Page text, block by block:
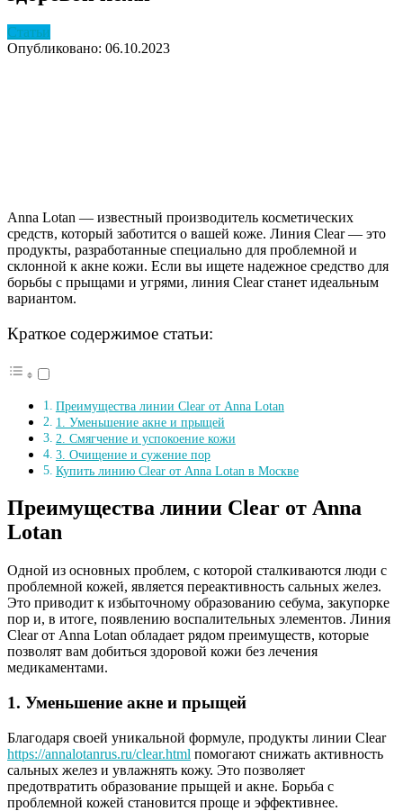
Статьи
Опубликовано: 06.10.2023
Anna Lotan — известный производитель косметических
средств, который заботится о вашей коже. Линия Clear — это
продукты, разработанные специально для проблемной и
склонной к акне кожи. Если вы ищете надежное средство для
борьбы с прыщами и угрями, линия Clear станет идеальным
вариантом.
Краткое содержимое статьи:
Преимущества линии Clear от Anna Lotan
1. Уменьшение акне и прыщей
2. Смягчение и успокоение кожи
3. Очищение и сужение пор
Купить линию Clear от Anna Lotan в Москве
Преимущества линии Clear от Anna
Lotan
Одной из основных проблем, с которой сталкиваются люди с
проблемной кожей, является переактивность сальных желез.
Это приводит к избыточному образованию себума, закупорке
пор и, в итоге, появлению воспалительных элементов. Линия
Clear от Anna Lotan обладает рядом преимуществ, которые
позволят вам добиться здоровой кожи без лечения
медикаментами.
1. Уменьшение акне и прыщей
Благодаря своей уникальной формуле, продукты линии Clear
https://annalotanrus.ru/clear.html помогают снижать активность
сальных желез и увлажнять кожу. Это позволяет
предотвратить образование прыщей и акне. Борьба с
проблемной кожей становится проще и эффективнее.